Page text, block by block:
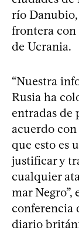
río Danubio,
frontera con
de Ucrania.
“Nuestra
Rusia ha
entradas de
acuerdo
que esto es
justificar y
cualquier
mar Negro”,
conferencia
diario